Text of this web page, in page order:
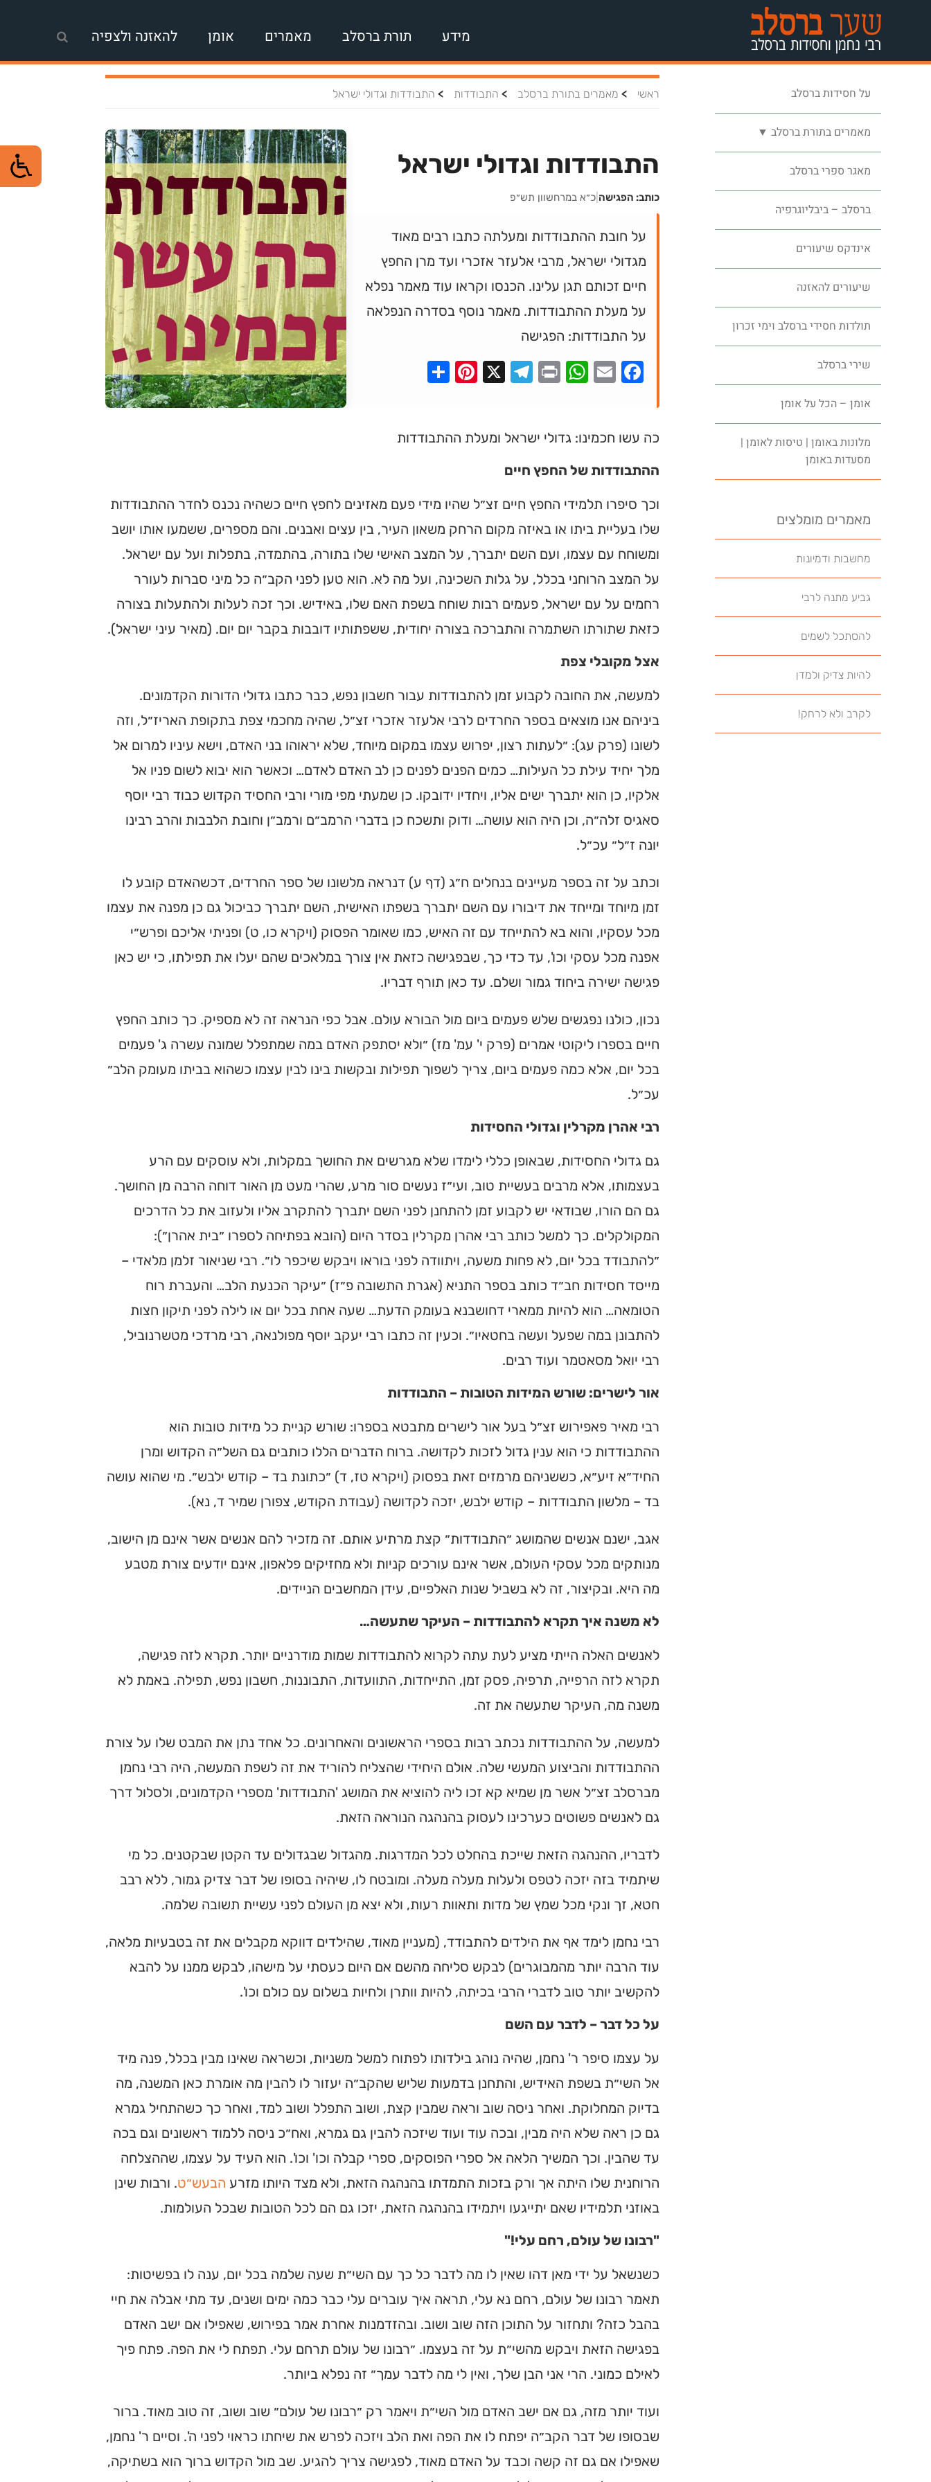
מידע תורת ברסלב מאמרים אומן להאזנה ולצפיה
על חסידות ברסלב
מאמרים בתורת ברסלב ▼
מאגר ספרי ברסלב
ברסלב – ביבליוגרפיה
אינדקס שיעורים
שיעורים להאזנה
תולדות חסידי ברסלב וימי זכרון
שירי ברסלב
אומן – הכל על אומן
מלונות באומן | טיסות לאומן |
מסעדות באומן
מאמרים מומלצים
מחשבות ודמיונות
גביע מתנה לרבי
להסתכל לשמים
להיות צדיק ולמדן
לקרב ולא לרחק!
ראשי > מאמרים בתורת ברסלב > התבודדות > התבודדות וגדולי ישראל
התבודדות וגדולי ישראל
כותב: הפגישה כ״א במרחשוון תש״פ
על חובת ההתבודדות ומעלתה כתבו רבים מאוד
מגדולי ישראל, מרבי אלעזר אזכרי ועד מרן החפץ
חיים זכותם תגן עלינו. הכנסו וקראו עוד מאמר נפלא
על מעלת ההתבודדות. מאמר נוסף בסדרה הנפלאה
על התבודדות: הפגישה
Facebook
Email
WhatsApp
Print
Telegram
X
Pinterest
כה עשו חכמינו: גדולי ישראל ומעלת ההתבודדות
ההתבודדות של החפץ חיים
וכך סיפרו תלמידי החפץ חיים זצ״ל שהיו מידי פעם מאזינים לחפץ חיים כשהיה נכנס לחדר ההתבודדות
שלו בעליית ביתו או באיזה מקום הרחק משאון העיר, בין עצים ואבנים. והם מספרים, ששמעו אותו יושב
ומשוחח עם עצמו, ועם השם יתברך, על המצב האישי שלו בתורה, בהתמדה, בתפלות ועל עם ישראל.
על המצב הרוחני בכלל, על גלות השכינה, ועל מה לא. הוא טען לפני הקב״ה כל מיני סברות לעורר
רחמים על עם ישראל, פעמים רבות שוחח בשפת האם שלו, באידיש. וכך זכה לעלות ולהתעלות בצורה
כזאת שתורתו השתמרה והתברכה בצורה יחודית, ששפתותיו דובבות בקבר יום יום. (מאיר עיני ישראל).
אצל מקובלי צפת
למעשה, את החובה לקבוע זמן להתבודדות עבור חשבון נפש, כבר כתבו גדולי הדורות הקדמונים.
ביניהם אנו מוצאים בספר החרדים לרבי אלעזר אזכרי זצ״ל, שהיה מחכמי צפת בתקופת האריז״ל, וזה
לשונו (פרק עג): ״לעתות רצון, יפרוש עצמו במקום מיוחד, שלא יראוהו בני האדם, וישא עיניו למרום אל
מלך יחיד עילת כל העילות… כמים הפנים לפנים כן לב האדם לאדם… וכאשר הוא יבוא לשום פניו אל
אלקיו, כן הוא יתברך ישים אליו, ויחדיו ידובקו. כן שמעתי מפי מורי ורבי החסיד הקדוש כבוד רבי יוסף
סאגיס זלה״ה, וכן היה הוא עושה… ודוק ותשכח כן בדברי הרמב״ם ורמב״ן וחובת הלבבות והרב רבינו
יונה ז״ל״ עכ״ל.
וכתב על זה בספר מעיינים בנחלים ח״ג (דף ע) דנראה מלשונו של ספר החרדים, דכשהאדם קובע לו
זמן מיוחד ומייחד את דיבורו עם השם יתברך בשפתו האישית, השם יתברך כביכול גם כן מפנה את עצמו
מכל עסקיו, והוא בא להתייחד עם זה האיש, כמו שאומר הפסוק (ויקרא כו, ט) ופניתי אליכם ופרש״י
אפנה מכל עסקי וכו', עד כדי כך, שבפגישה כזאת אין צורך במלאכים שהם יעלו את תפילתו, כי יש כאן
פגישה ישירה ביחוד גמור ושלם. עד כאן תורף דבריו.
נכון, כולנו נפגשים שלש פעמים ביום מול הבורא עולם. אבל כפי הנראה זה לא מספיק. כך כותב החפץ
חיים בספרו ליקוטי אמרים (פרק י' עמ' מז) ״ולא יסתפק האדם במה שמתפלל שמונה עשרה ג' פעמים
בכל יום, אלא כמה פעמים ביום, צריך לשפוך תפילות ובקשות בינו לבין עצמו כשהוא בביתו מעומק הלב״
עכ״ל.
רבי אהרן מקרלין וגדולי החסידות
גם גדולי החסידות, שבאופן כללי לימדו שלא מגרשים את החושך במקלות, ולא עוסקים עם הרע
בעצמותו, אלא מרבים בעשיית טוב, ועי״ז נעשים סור מרע, שהרי מעט מן האור דוחה הרבה מן החושך.
גם הם הורו, שבודאי יש לקבוע זמן להתחנן לפני השם יתברך להתקרב אליו ולעזוב את כל הדרכים
המקולקלים. כך למשל כותב רבי אהרן מקרלין בסדר היום (הובא בפתיחה לספרו ״בית אהרן״):
״להתבודד בכל יום, לא פחות משעה, ויתוודה לפני בוראו ויבקש שיכפר לו״. רבי שניאור זלמן מלאדי –
מייסד חסידות חב״ד כותב בספר התניא (אגרת התשובה פ״ז) ״עיקר הכנעת הלב… והעברת רוח
הטומאה… הוא להיות ממארי דחושבנא בעומק הדעת… שעה אחת בכל יום או לילה לפני תיקון חצות
להתבונן במה שפעל ועשה בחטאיו״. וכעין זה כתבו רבי יעקב יוסף מפולנאה, רבי מרדכי מטשרנוביל,
רבי יואל מסאטמר ועוד רבים.
אור לישרים: שורש המידות הטובות – התבודדות
רבי מאיר פאפירוש זצ״ל בעל אור לישרים מתבטא בספרו: שורש קניית כל מידות טובות הוא
ההתבודדות כי הוא ענין גדול לזכות לקדושה. ברוח הדברים הללו כותבים גם השל״ה הקדוש ומרן
החיד״א זיע״א, כששניהם מרמזים זאת בפסוק (ויקרא טז, ד) ״כתונת בד – קודש ילבש״. מי שהוא עושה
בד – מלשון התבודדות – קודש ילבש, יזכה לקדושה (עבודת הקודש, צפורן שמיר ד, נא).
אגב, ישנם אנשים שהמושג ״התבודדות״ קצת מרתיע אותם. זה מזכיר להם אנשים אשר אינם מן הישוב,
מנותקים מכל עסקי העולם, אשר אינם עורכים קניות ולא מחזיקים פלאפון, אינם יודעים צורת מטבע
מה היא. ובקיצור, זה לא בשביל שנות האלפיים, עידן המחשבים הניידים.
לא משנה איך תקרא להתבודדות – העיקר שתעשה…
לאנשים האלה הייתי מציע לעת עתה לקרוא להתבודדות שמות מודרניים יותר. תקרא לזה פגישה,
תקרא לזה הרפייה, תרפיה, פסק זמן, התייחדות, התוועדות, התבוננות, חשבון נפש, תפילה. באמת לא
משנה מה, העיקר שתעשה את זה.
למעשה, על ההתבודדות נכתב רבות בספרי הראשונים והאחרונים. כל אחד נתן את המבט שלו על צורת
ההתבודדות והביצוע המעשי שלה. אולם היחידי שהצליח להוריד את זה לשפת המעשה, היה רבי נחמן
מברסלב זצ״ל אשר מן שמיא קא זכו ליה להוציא את המושג 'התבודדות' מספרי הקדמונים, ולסלול דרך
גם לאנשים פשוטים כערכינו לעסוק בהנהגה הנוראה הזאת.
לדבריו, ההנהגה הזאת שייכת בהחלט לכל המדרגות. מהגדול שבגדולים עד הקטן שבקטנים. כל מי
שיתמיד בזה יזכה לטפס ולעלות מעלה מעלה. ומובטח לו, שיהיה בסופו של דבר צדיק גמור, ללא רבב
חטא, זך ונקי מכל שמץ של מדות ותאוות רעות, ולא יצא מן העולם לפני עשיית תשובה שלמה.
רבי נחמן לימד אף את הילדים להתבודד, (מעניין מאוד, שהילדים דווקא מקבלים את זה בטבעיות מלאה,
עוד הרבה יותר מהמבוגרים) לבקש סליחה מהשם אם היום כעסתי על מישהו, לבקש ממנו על להבא
להקשיב יותר טוב לדברי הרבי בכיתה, להיות וותרן ולחיות בשלום עם כולם וכו'.
על כל דבר – לדבר עם השם
על עצמו סיפר ר' נחמן, שהיה נוהג בילדותו לפתוח למשל משניות, וכשראה שאינו מבין בכלל, פנה מיד
אל השי״ת בשפת האידיש, והתחנן בדמעות שליש שהקב״ה יעזור לו להבין מה אומרת כאן המשנה, מה
בדיוק המחלוקת. ואחר ניסה שוב וראה שמבין קצת, ושוב התפלל ושוב למד, ואחר כך כשהתחיל גמרא
גם כן ראה שלא היה מבין, ובכה עוד ועוד שיזכה להבין גם גמרא, ואח״כ ניסה ללמוד ראשונים וגם בכה
עד שהבין. וכך המשיך הלאה אל ספרי הפוסקים, ספרי קבלה וכו' וכו'. הוא העיד על עצמו, שההצלחה
הרוחנית שלו היתה אך ורק בזכות התמדתו בהנהגה הזאת, ולא מצד היותו מזרע הבעש״ט. ורבות שינן
באוזני תלמידיו שאם יתייגעו ויתמידו בהנהגה הזאת, יזכו גם הם לכל הטובות שבכל העולמות.
"רבונו של עולם, רחם עלי!"
כשנשאל על ידי מאן דהו שאין לו מה לדבר כל כך עם השי״ת שעה שלמה בכל יום, ענה לו בפשיטות:
תאמר רבונו של עולם, רחם נא עלי, תראה איך עוברים עלי כבר כמה ימים ושנים, עד מתי אבלה את חיי
בהבל כזה? ותחזור על התוכן הזה שוב ושוב. ובהזדמנות אחרת אמר בפירוש, שאפילו אם ישב האדם
בפגישה הזאת ויבקש מהשי״ת על זה בעצמו. ״רבונו של עולם תרחם עלי. תפתח לי את הפה. פתח פיך
לאילם כמוני. הרי אני הבן שלך, ואין לי מה לדבר עמך״ זה נפלא ביותר.
ועוד יותר מזה, גם אם ישב האדם מול השי״ת ויאמר רק ״רבונו של עולם״ שוב ושוב, זה טוב מאוד. ברור
שבסופו של דבר הקב״ה יפתח לו את הפה ואת הלב ויזכה לפרש את שיחתו כראוי לפני ה'. וסיים ר' נחמן,
שאפילו אם גם זה קשה וכבד על האדם מאוד, לפגישה צריך להגיע. שב מול הקדוש ברוך הוא בשתיקה,
מחפשים בית כנסת או
ברסלב בארץ ובעולם! מצאו זמני תפילות, שיעורי
תורה, כתובות ודרכי הגעה בלחיצת כפתור.
לכניסה לאינדקס ➔